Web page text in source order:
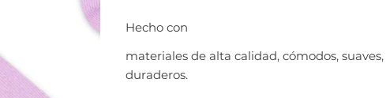
Hecho con
materiales de alta calidad, cómodos, suaves,
duraderos.